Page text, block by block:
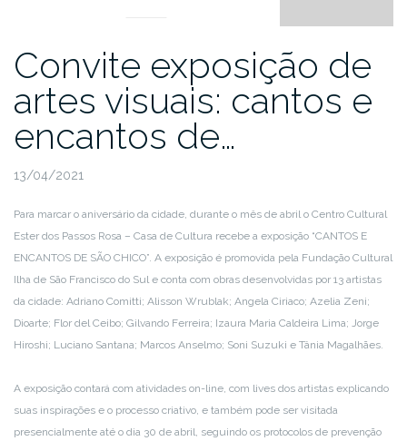
Convite exposição de
artes visuais: cantos e
encantos de…
13/04/2021
Para marcar o aniversário da cidade, durante o mês de abril o Centro Cultural
Ester dos Passos Rosa – Casa de Cultura recebe a exposição “CANTOS E
ENCANTOS DE SÃO CHICO”. A exposição é promovida pela Fundação Cultural
Ilha de São Francisco do Sul e conta com obras desenvolvidas por 13 artistas
da cidade: Adriano Comitti; Alisson Wrublak; Angela Ciriaco; Azelia Zeni;
Dioarte; Flor del Ceibo; Gilvando Ferreira; Izaura Maria Caldeira Lima; Jorge
Hiroshi; Luciano Santana; Marcos Anselmo; Soni Suzuki e Tânia Magalhães.
A exposição contará com atividades on-line, com lives dos artistas explicando
suas inspirações e o processo criativo, e também pode ser visitada
presencialmente até o dia 30 de abril, seguindo os protocolos de prevenção